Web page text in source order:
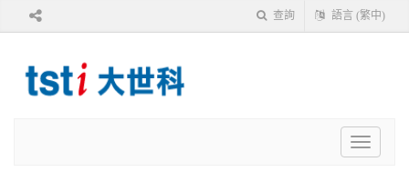
查詢 語言 (繁中)
Toggle